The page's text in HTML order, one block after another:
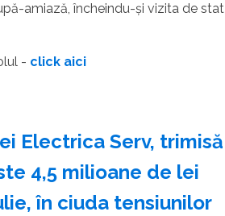
amiază, încheindu-şi vizita de stat
- click aici
Electrica Serv, trimisă
4,5 milioane de lei
în ciuda tensiunilor